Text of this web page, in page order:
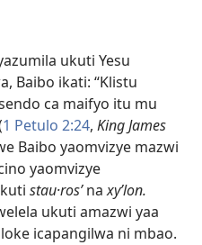
ukuti Yesu
Baibo ikati: “Klistu
ca maifyo itu mu
1 Petulo 2:24, King James
Baibo yaomvizye mazwi
yaomvizye
stau·rosʹnaxyʹlon.
ukuti amazwi yaa
icapangilwa ni mbao.